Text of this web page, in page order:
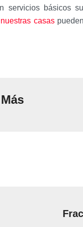
servicios básicos
nuestras casas